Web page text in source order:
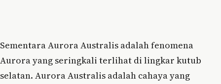
Sementara Aurora Australis adalah fenomena
Aurora yang seringkali terlihat di lingkar kutub
selatan. Aurora Australis adalah cahaya yang